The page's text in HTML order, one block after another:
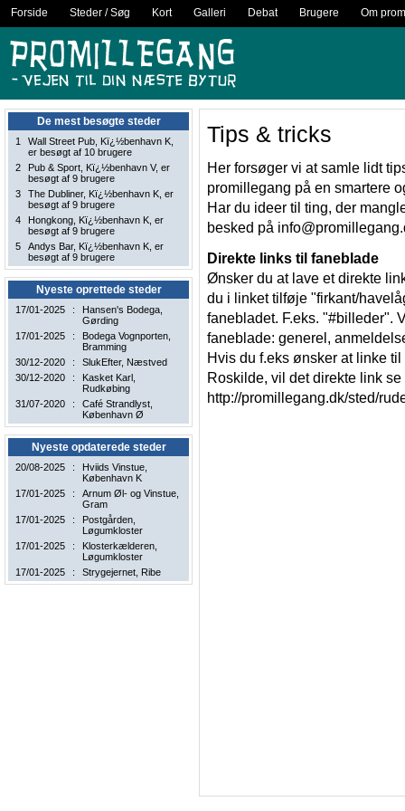
Forside Steder / Søg Kort Galleri Debat Brugere Om
De mest besøgte steder
1 Wall Street Pub , Kï¿½benhavn K,
er besøgt af 10 brugere
2
Pub & Sport , Kï¿½benhavn V, er
besøgt af 9 brugere
3
The Dubliner, Kï¿½benhavn K, er
besøgt af 9 brugere
4
Hongkong , Kï¿½benhavn K, er
besøgt af 9 brugere
5
Andys Bar, Kï¿½benhavn K, er
besøgt af 9 brugere
Nyeste oprettede steder
17/01-2025 : Hansen's Bodega
Gørding
17/01-2025
: Bodega Vognporten
Bramming
30/12-2020
: SlukEfter, Næstved
30/12-2020
: Kasket Karl
Rudkøbing
31/07-2020
: Café Strandlyst
København Ø
Nyeste opdaterede steder
20/08-2025 : Hviids Vinstue
København K
17/01-2025
: Arnum Øl- og Vinstue
Gram
17/01-2025
: Postgården
Løgumkloster
17/01-2025
: Klosterkælderen
Løgumkloster
17/01-2025
: Strygejernet , Ribe
Tips & tricks
Her forsøger vi at samle lidt
promillegang på en smartere
Har du ideer til ting, der
besked på
Direkte links til faneblade
Ønsker du at lave et direkte
du i linket tilføje "firkant/
fanebladet. F.eks. "#billeder".
faneblade: generel,
Hvis du f.eks ønsker at linke
Roskilde, vil det direkte link
http://promillegang.dk/sted/